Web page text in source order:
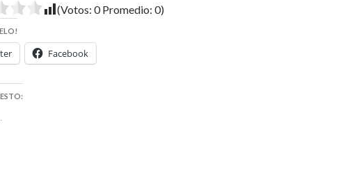
(Votos: 0Promedio: 0)
Facebook